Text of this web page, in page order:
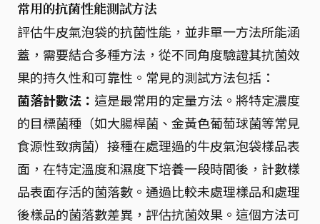
常用的抗菌性能測試方法
評估牛皮氣泡袋的抗菌性能，並非單一方法所能涵
蓋，需要結合多種方法，從不同角度驗證其抗菌效
果的持久性和可靠性。常見的測試方法包括：
菌落計數法： 這是最常用的定量方法。將特定濃度
的目標菌種（如大腸桿菌、金黃色葡萄球菌等常見
食源性致病菌）接種在處理過的牛皮氣泡袋樣品表
面，在特定溫度和濕度下培養一段時間後，計數樣
品表面存活的菌落數。通過比較未處理樣品和處理
後樣品的菌落數差異，評估抗菌效果。這個方法可